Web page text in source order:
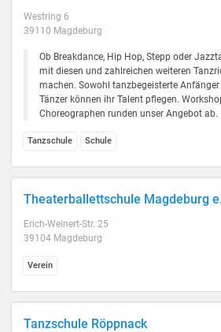
Westring 6
39110 Magdeburg
Ob Breakdance, Hip Hop, Stepp oder
mit diesen und zahlreichen weiteren
machen. Sowohl tanzbegeisterte
Tänzer können ihr Talent pflegen.
Choreographen runden unser Angebot ab.
Tanzschule Schule
Theaterballettschule Magdeburg
Erich-Weinert-Str. 25
39104 Magdeburg
Verein
Tanzschule Röppnack